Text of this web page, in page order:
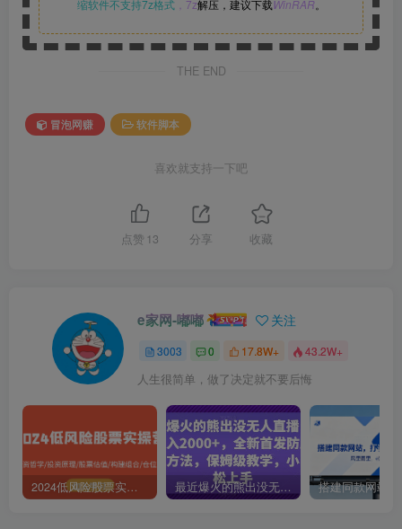
缩软件不支持7z格式，7z解压，建议下载WinRAR。
THE END
冒泡网赚 软件脚本
喜欢就支持一下吧
点赞 13 分享 收藏
e家网-嘟嘟 关注
3003 0 17.8W+ 43.2W+
人生很简单，做了决定就不要后悔
2024低风险股票实操营：投资哲学/投资原理/股票估值/构建组合/仓位控制 最近爆火的熊出没无人直播，轻松日入2000+，全新首发防版权违规方法【揭秘】